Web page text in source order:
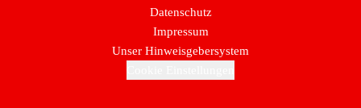
Datenschutz
Impressum
Unser Hinweisgebersystem